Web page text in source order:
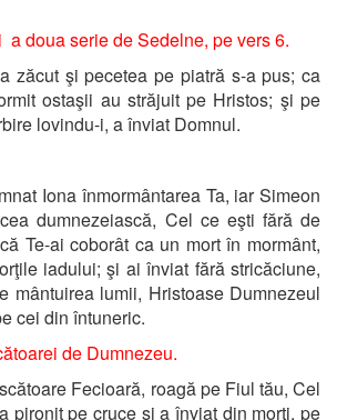
a doua serie de Sedelne, pe vers 6.
zăcut şi pecetea pe piatră s-a pus; ca
ostaşii au străjuit pe Hristos; şi pe
lovindu-i, a înviat Domnul.
Iona înmormântarea Ta, iar Simeon
dumnezeiască, Cel ce eşti fără de
Te-ai coborât ca un mort în mormânt,
iadului; şi ai înviat fără stricăciune,
mântuirea lumii, Hristoase Dumnezeul
cei din întuneric.
de Dumnezeu.
Fecioară, roagă pe Fiul tău, Cel
pironit pe cruce şi a înviat din morţi, pe